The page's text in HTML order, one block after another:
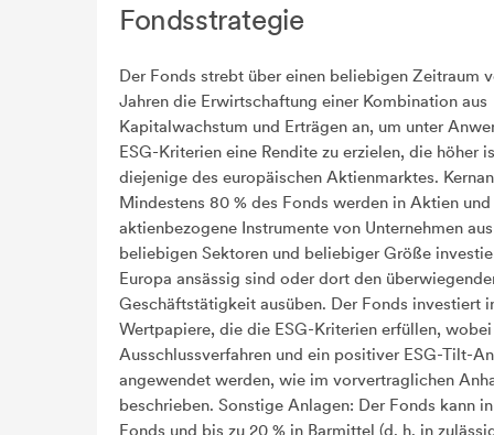
Fondsstrategie
Der Fonds strebt über einen beliebigen Zeitraum
Jahren die Erwirtschaftung einer Kombination aus
Kapitalwachstum und Erträgen an, um unter
ESG-Kriterien eine Rendite zu erzielen, die höher
diejenige des europäischen Aktienmarktes.
Mindestens 80 % des Fonds werden in Aktien und
aktienbezogene Instrumente von Unternehmen aus
beliebigen Sektoren und beliebiger Größe
Europa ansässig sind oder dort den
Geschäftstätigkeit ausüben. Der Fonds investiert
Wertpapiere, die die ESG-Kriterien erfüllen,
Ausschlussverfahren und ein positiver ESG-Tilt-
angewendet werden, wie im vorvertraglichen
beschrieben. Sonstige Anlagen: Der Fonds kann
Fonds und bis zu 20 % in Barmittel (d. h. in